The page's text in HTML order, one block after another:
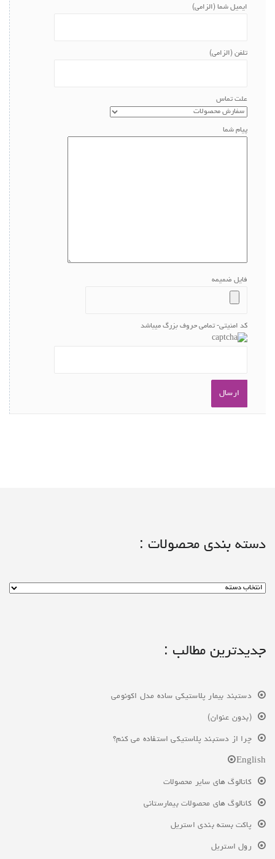
ایمیل شما (الزامی)
تلفن (الزامی)
علت تماس
پیام شما
فایل ضمیمه
کد امنیتی- تمامی حروف بزرگ میباشد
دسته بندی محصولات :
جدیدترین مطالب :
دستبند بیمار پلاستیکی ساده مدل اکونومی
(بدون عنوان)
چرا از دستبند پلاستیکی استفاده می کنم؟
English
کاتالوگ های سایر محصولات
کاتالوگ های محصولات بیمارستانی
پاکت بسته بندی استریل
رول استریل